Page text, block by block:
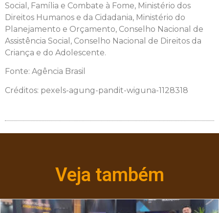
Social, Família e Combate à Fome, Ministério dos
Direitos Humanos e da Cidadania, Ministério do
Planejamento e Orçamento, Conselho Nacional de
Assistência Social, Conselho Nacional de Direitos da
Criança e do Adolescente.
Fonte: Agência Brasil
Créditos: pexels-agung-pandit-wiguna-1128318
Veja também